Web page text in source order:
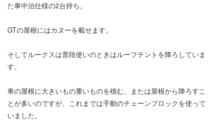
た車中泊仕様の2台持ち。
GTの屋根にはカヌーを載せます。
そしてルークスは普段使いのときはルーフテントを降ろしていま
す。
車の屋根に大きいもの重いものを積む、または屋根から降ろすこ
とが多いのですが、これまでは手動のチェーンブロックを使って
いました。